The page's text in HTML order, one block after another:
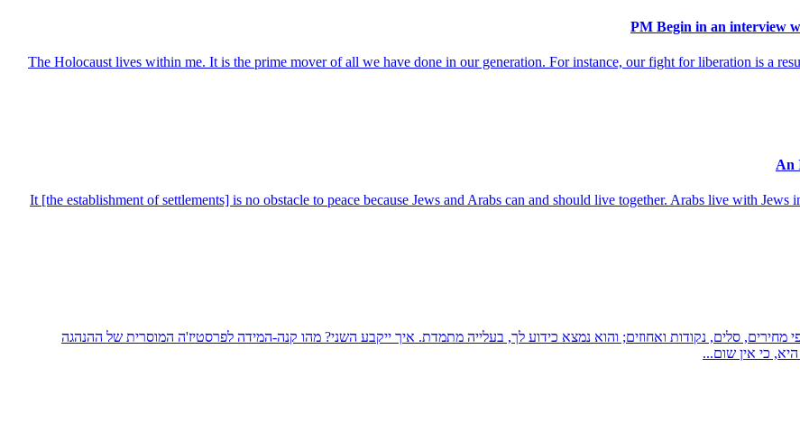
The Holocaust lives within me. It is the prime mover of all we have done in our generation. For instance, our fight for liberation is a
It [the establishment of settlements] is no obstacle to peace because Jews and Arabs can and should live together. Arabs live with
סלים, נקודות ואחוזים; והוא נמצא כידוע לך, בעלייה מתמדת. איך ייקבע השני? מהו קנה-המידה לפרסטיז'ה המוסרית של ההנהגה
כי אין שום...